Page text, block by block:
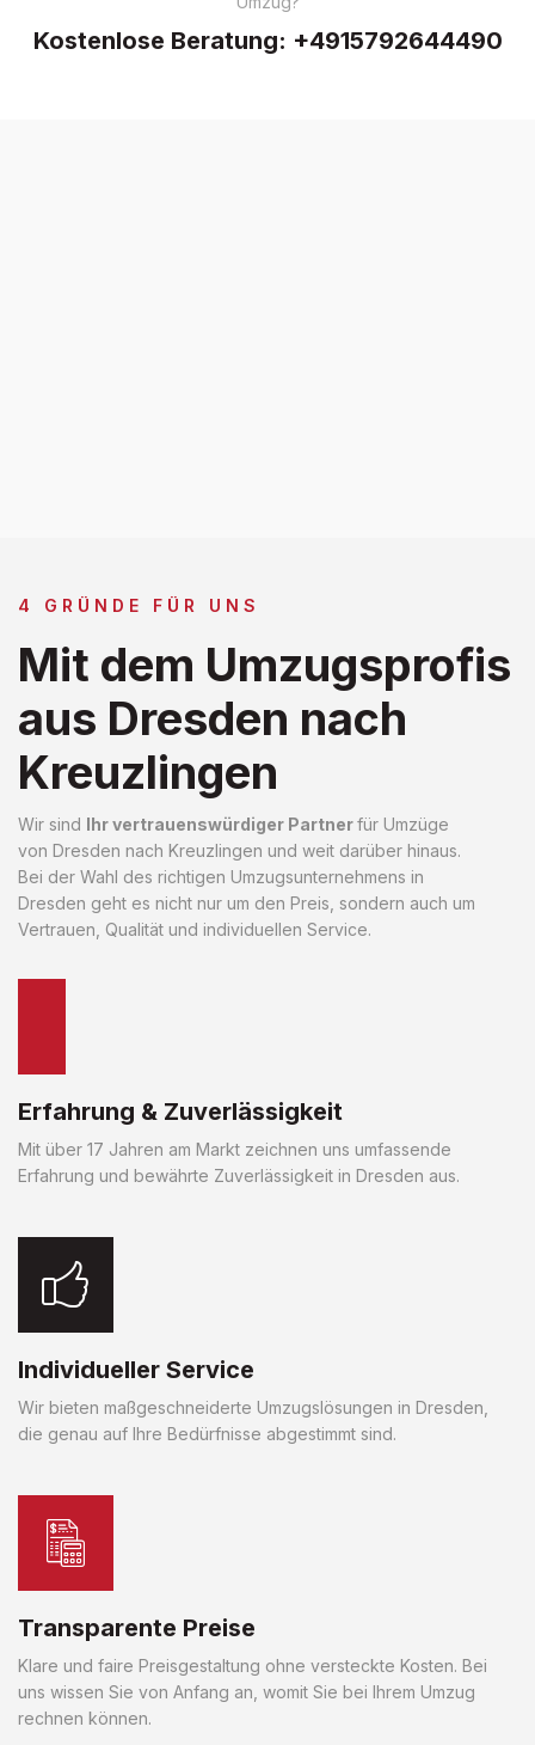
Kostenlose Beratung: +4915792644490
4 GRÜNDE FÜR UNS
Mit dem Umzugsprofis
aus Dresden nach
Kreuzlingen
Wir sind Ihr vertrauenswürdiger Partnerfür Umzüge
von Dresden nach Kreuzlingen und weit darüber hinaus.
Bei der Wahl des richtigen Umzugsunternehmens in
Dresden geht es nicht nur um den Preis, sondern auch um
Vertrauen, Qualität und individuellen Service.
Erfahrung & Zuverlässigkeit
Mit über 17 Jahren am Markt zeichnen uns umfassende
Erfahrung und bewährte Zuverlässigkeit in Dresden aus.
Individueller Service
Wir bieten maßgeschneiderte Umzugslösungen in Dresden,
die genau auf Ihre Bedürfnisse abgestimmt sind.
Transparente Preise
Klare und faire Preisgestaltung ohne versteckte Kosten. Bei
uns wissen Sie von Anfang an, womit Sie bei Ihrem Umzug
rechnen können.